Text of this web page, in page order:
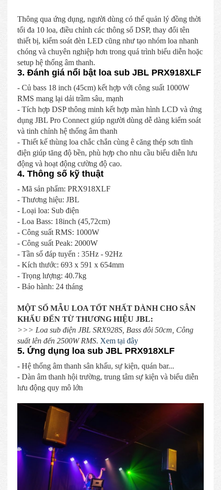
Thông qua ứng dụng, người dùng có thể quản lý đồng thời
tối đa 10 loa, điều chỉnh các thông số DSP, thay đổi tên
thiết bị, kiểm soát đèn LED cũng như tạo nhóm loa nhanh
chóng và chuyên nghiệp hơn trong quá trình biểu diễn hoặc
setup hệ thống âm thanh.
3. Đánh giá nổi bật loa sub JBL PRX918XLF
- Củ bass 18 inch (45cm) kết hợp với công suất 1000W
RMS mang lại dải trầm sâu, mạnh
- Tích hợp DSP thông minh kết hợp màn hình LCD và ứng
dụng JBL Pro Connect giúp người dùng dễ dàng kiểm soát
và tinh chỉnh hệ thống âm thanh
- Thiết kế thùng loa chắc chắn cùng ê căng thép sơn tĩnh
điện giúp tăng độ bền, phù hợp cho nhu cầu biểu diễn lưu
động và hoạt động cường độ cao.
4. Thông số kỹ thuật
- Mã sản phẩm: PRX918XLF
- Thương hiệu: JBL
- Loại loa: Sub điện
- Loa Bass: 18inch (45,72cm)
- Công suất RMS: 1000W
- Công suất Peak: 2000W
- Tần số đáp tuyến : 35Hz - 92Hz
- Kích thước: 693 x 591 x 654mm
- Trọng lượng: 40.7kg
- Bảo hành: 24 tháng
MỘT SỐ MẪU LOA TỐT NHẤT DÀNH CHO SÂN
KHẤU ĐẾN TỪ THƯƠNG HIỆU JBL:
>>> Loa sub điện JBL SRX928S, Bass đôi 50cm, Công
suất lên đến 2500W RMS. Xem tại đây
5. Ứng dụng loa sub JBL PRX918XLF
- Hệ thống âm thanh sân khấu, sự kiện, quán bar...
- Dàn âm thanh hội trường, trung tâm sự kiện và biểu diễn
lưu động quy mô lớn